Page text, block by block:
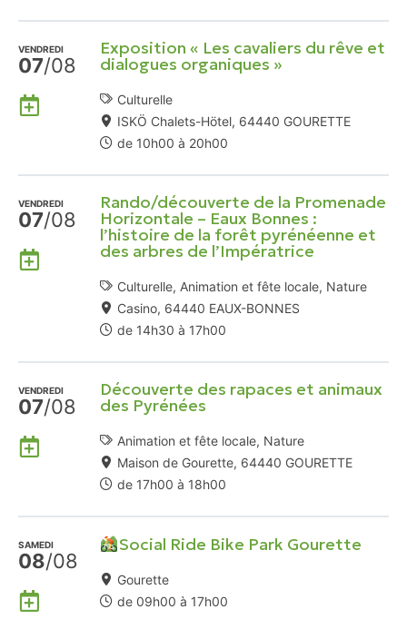
Agenda
Google
VENDREDI
07/08
Exposition « Les cavaliers du rêve et
dialogues organiques »
Culturelle
ISKÖ Chalets-Hötel, 64440 GOURETTE
de 10h00 à 20h00
Ajouter
Agenda
Google
VENDREDI
07/08
Rando/découverte de la Promenade
Horizontale – Eaux Bonnes :
l’histoire de la forêt pyrénéenne et
des arbres de l’Impératrice
Culturelle, Animation et fête locale, Nature
Casino, 64440 EAUX-BONNES
de 14h30 à 17h00
Ajouter
Agenda
VENDREDI
07/08
Découverte des rapaces et animaux
des Pyrénées
Animation et fête locale, Nature
Maison de Gourette, 64440 GOURETTE
de 17h00 à 18h00
Ajouter
Agenda
Google
SAMEDI
08/08
Social Ride Bike Park Gourette
Gourette
de 09h00 à 17h00
Ajouter